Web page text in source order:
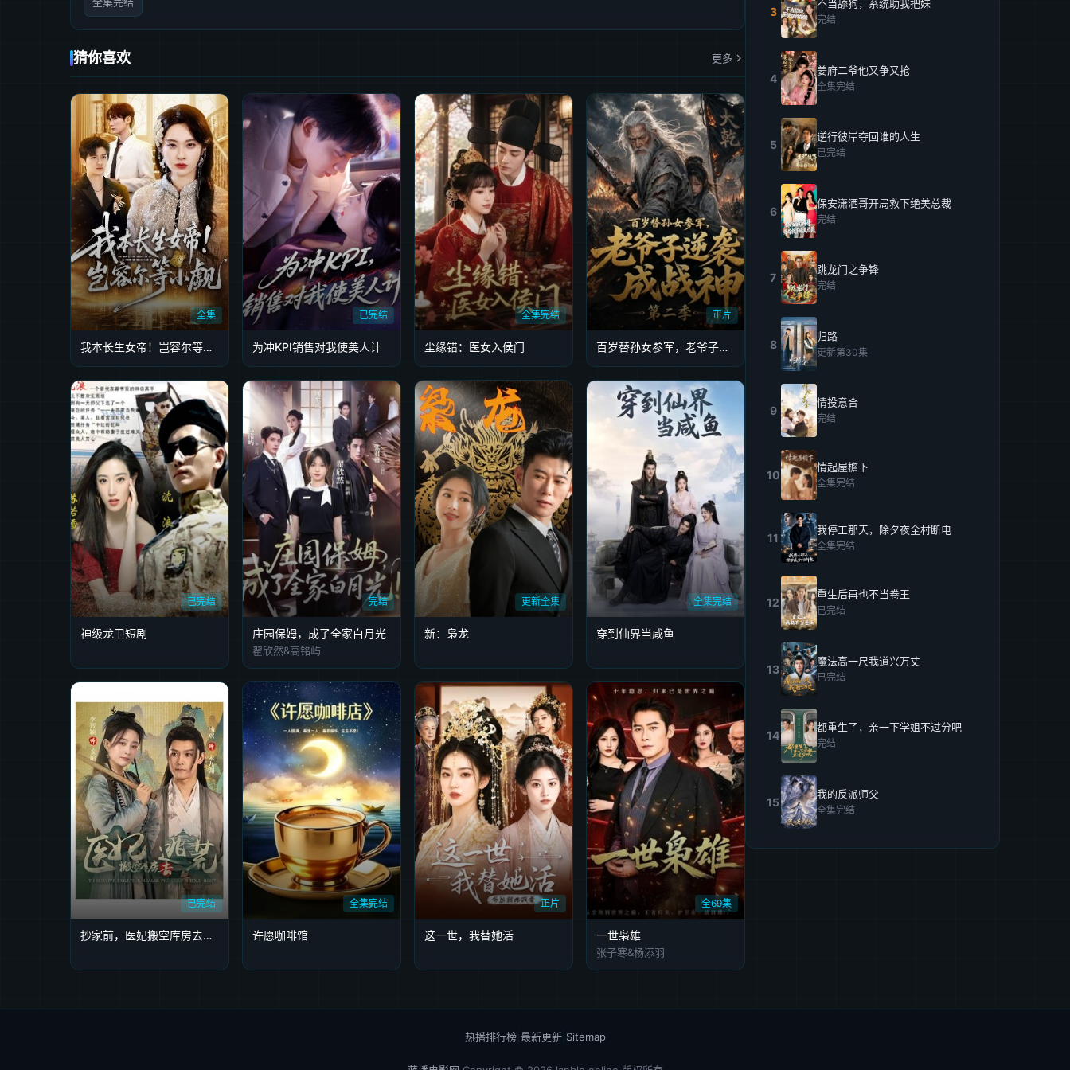
猜你喜欢 更多
全集
我本长生女帝！岂容尔等小觑
已完结
为冲KPI销售对我使美人计
全集完结
尘缘错：医女入侯门
正片
百岁替孙女参军，老爷子逆袭成战神第二季
已完结
神级龙卫短剧
完结
庄园保姆，成了全家白月光
翟欣然&高铭屿
更新全集
新：枭龙
全集完结
穿到仙界当咸鱼
已完结
抄家前，医妃搬空库房去逃荒
全集完结
许愿咖啡馆
正片
这一世，我替她活
全69集
一世枭雄
张子寒&杨添羽
3
不当舔狗，系统助我把妹
完结
4
姜府二爷他又争又抢
全集完结
5
逆行彼岸夺回谁的人生
已完结
6
保安潇洒哥开局救下绝美总裁
完结
7
跳龙门之争锋
完结
8
归路
更新第30集
9
情投意合
完结
10
情起屋檐下
全集完结
11
我停工那天，除夕夜全村断电
全集完结
12
重生后再也不当卷王
已完结
13
魔法高一尺我道兴万丈
已完结
14
都重生了，亲一下学姐不过分吧
完结
15
我的反派师父
全集完结
热播排行榜| 最新更新| Sitemap